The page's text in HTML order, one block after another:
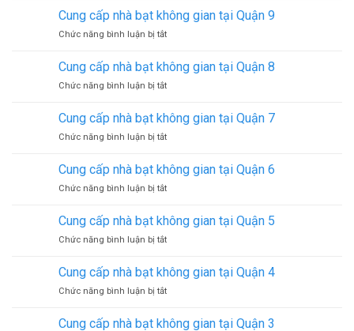
gian
Quận
nhà
bạt
tổ
sự
Cung cấp nhà bạt không gian tại Quận 9
Chức năng bình luận bị tắtở
cấp
nhà
bạt
gian
Quận
Cung cấp nhà bạt không gian tại Quận 8
Chức năng bình luận bị tắtở
cấp
nhà
bạt
gian
Quận
Cung cấp nhà bạt không gian tại Quận 7
Chức năng bình luận bị tắtở
cấp
nhà
bạt
gian
Quận
Cung cấp nhà bạt không gian tại Quận 6
Chức năng bình luận bị tắtở
cấp
nhà
bạt
gian
Quận
Cung cấp nhà bạt không gian tại Quận 5
Chức năng bình luận bị tắtở
cấp
nhà
bạt
gian
Cung cấp nhà bạt không gian tại Quận 4
Chức năng bình luận bị tắtở
cấp
Cung cấp nhà bạt không gian tại Quận 3